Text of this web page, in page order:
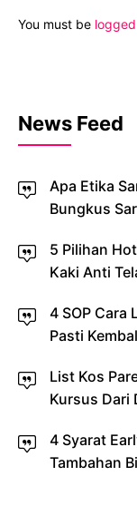
You must be
News Feed
Apa Etika
Bungkus
5 Pilihan
Kaki Anti
4 SOP Cara
Pasti
List Kos
Kursus Dari
4 Syarat
Tambahan